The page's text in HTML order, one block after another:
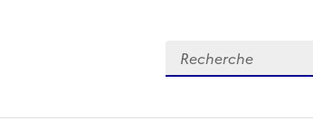
Recherche